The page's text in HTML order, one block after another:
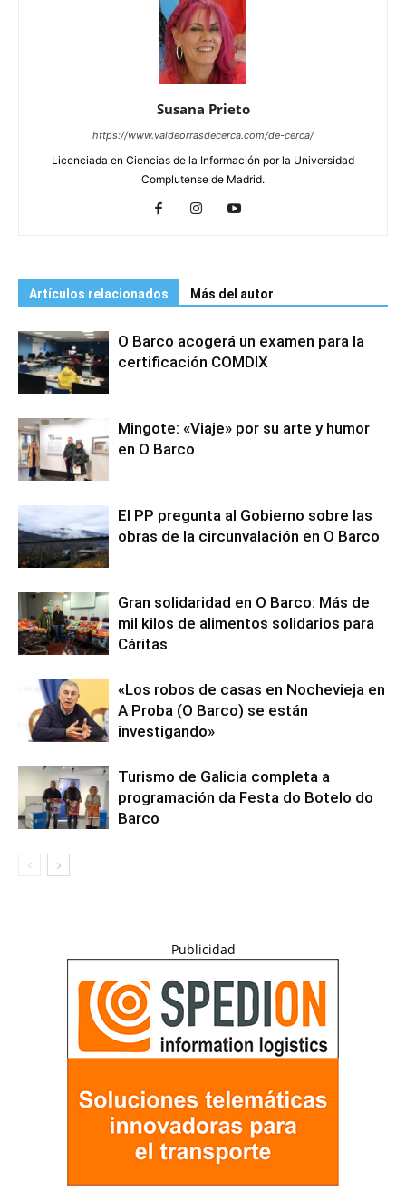
Susana Prieto
https://www.valdeorrasdecerca.com/de-cerca/
Licenciada en Ciencias de la Información por la Universidad
Complutense de Madrid.
Artículos relacionados Más del autor
O Barco acogerá un examen para la
certificación COMDIX
Mingote: «Viaje» por su arte y humor
en O Barco
El PP pregunta al Gobierno sobre las
obras de la circunvalación en O Barco
Gran solidaridad en O Barco: Más de
mil kilos de alimentos solidarios para
Cáritas
«Los robos de casas en Nochevieja en
A Proba (O Barco) se están
investigando»
Turismo de Galicia completa a
programación da Festa do Botelo do
Barco
Publicidad